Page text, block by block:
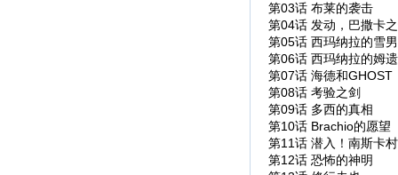
第03话 布莱的袭击
第04话 发动，巴撒卡之
第05话 西玛纳拉的雪男
第06话 西玛纳拉的姆
第07话 海德和GHOST
第08话 考验之剑
第09话 多西的真相
第10话 Brachio的愿望
第11话 潜入！南斯卡村
第12话 恐怖的神明